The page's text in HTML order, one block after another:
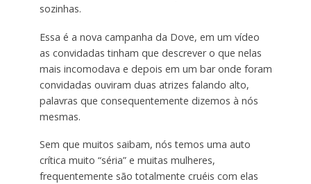
sozinhas.
Essa é a nova campanha da Dove, em um vídeo
as convidadas tinham que descrever o que nelas
mais incomodava e depois em um bar onde foram
convidadas ouviram duas atrizes falando alto,
palavras que consequentemente dizemos à nós
mesmas.
Sem que muitos saibam, nós temos uma auto
crítica muito “séria” e muitas mulheres,
frequentemente são totalmente cruéis com elas